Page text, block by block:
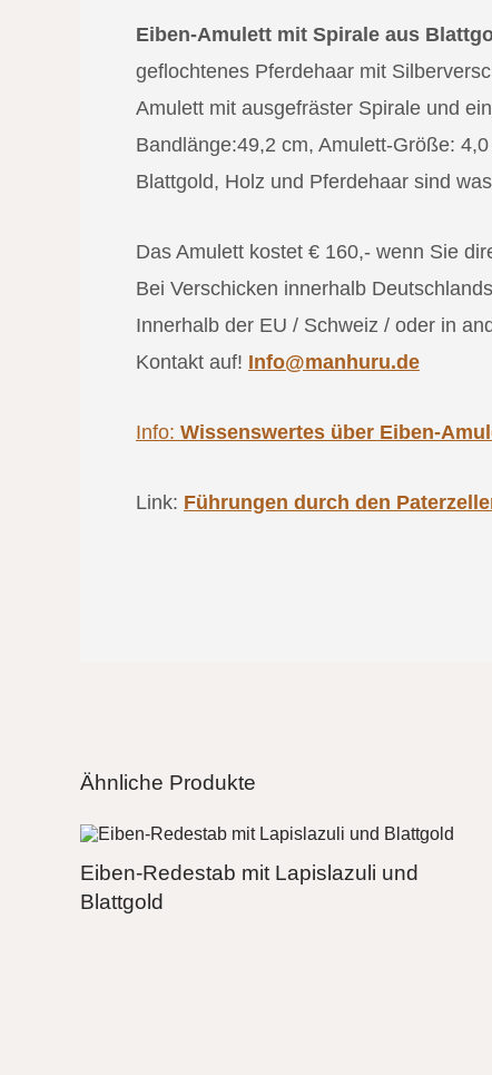
Eiben-Amulett mit Spirale aus
geflochtenes Pferdehaar mit
Amulett mit ausgefräster Spirale und
Bandlänge:49,2 cm, Amulett-Größe:
Blattgold, Holz und Pferdehaar sind
Das Amulett kostet € 160,- wenn Sie
Bei Verschicken innerhalb
Innerhalb der EU / Schweiz / oder in
Kontakt auf! Info@manhuru.de
Info: Wissenswertes über Eiben-
Link: Führungen durch den
Ähnliche Produkte
Eiben-Redestab mit Lapislazuli und
Blattgold